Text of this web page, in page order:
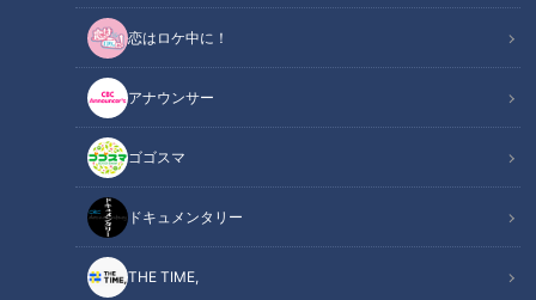
恋はロケ中に！
アナウンサー
ゴゴスマ
ドキュメンタリー
THE TIME,
退院した翌日…再び入院。繰
り返していた病院での暮ら
し…配信型ドキュメンタリー
「ピエロと呼ばれた息子」
第120話
ドキュメンタリー
ピエロと呼ばれた息子
ドキュメンタリー
ドキュメンタリー「ピエロ